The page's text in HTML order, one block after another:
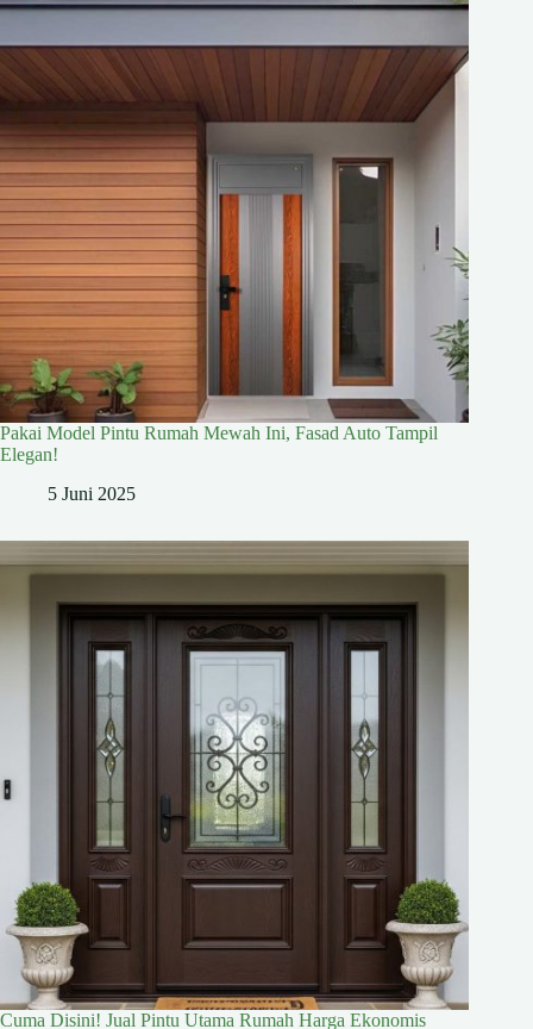
Pakai Model Pintu Rumah Mewah Ini, Fasad Auto Tampil
Elegan!
5 Juni 2025
Cuma Disini! Jual Pintu Utama Rumah Harga Ekonomis